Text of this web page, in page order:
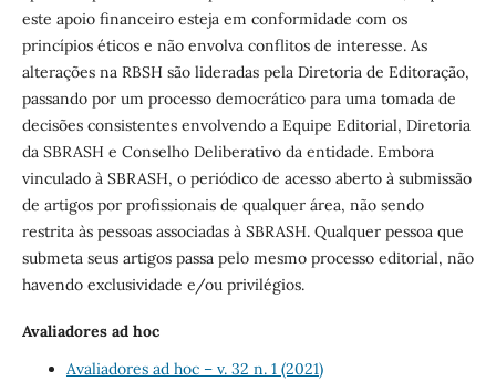
este apoio financeiro esteja em conformidade com os
princípios éticos e não envolva conflitos de interesse. As
alterações na RBSH são lideradas pela Diretoria de Editoração,
passando por um processo democrático para uma tomada de
decisões consistentes envolvendo a Equipe Editorial, Diretoria
da SBRASH e Conselho Deliberativo da entidade. Embora
vinculado à SBRASH, o periódico de acesso aberto à submissão
de artigos por profissionais de qualquer área, não sendo
restrita às pessoas associadas à SBRASH. Qualquer pessoa que
submeta seus artigos passa pelo mesmo processo editorial, não
havendo exclusividade e/ou privilégios.
Avaliadores ad hoc
Avaliadores ad hoc – v. 32 n. 1 (2021)